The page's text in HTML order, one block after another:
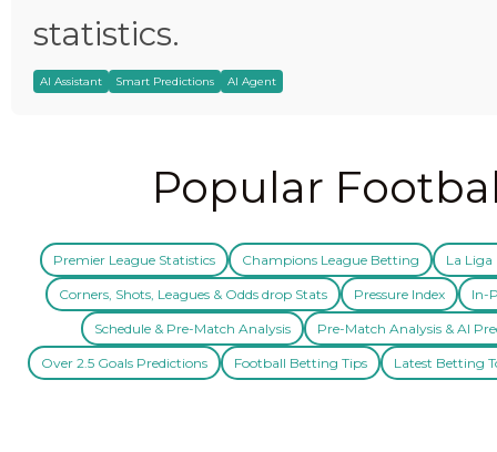
statistics.
AI Assistant Smart Predictions AI Agent
Popular
Premier League Statistics Champions League Betting La Liga
Corners, Shots, Leagues & Odds drop Stats Pressure Index In-
Schedule & Pre-Match Analysis Pre-Match Analysis & AI
Over 2.5 Goals Predictions Football Betting Tips Latest Betting